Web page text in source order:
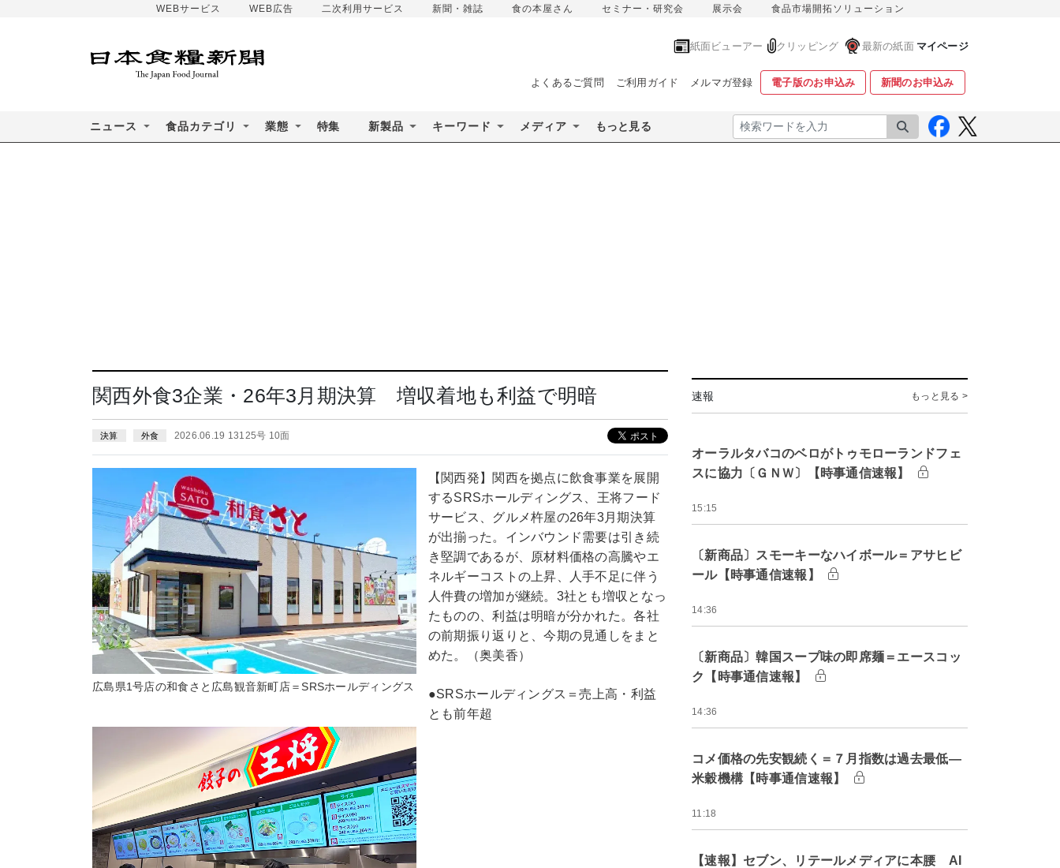
WEBサービス WEB広告 二次利用サービス 新聞・雑誌 食の本屋さん セミナー・研究会 展示会 食品市場開拓ソリューション
紙面ビューアー クリッピング 最新の紙面 マイページ
よくあるご質問 ご利用ガイド メルマガ登録 電子版のお申込み 新聞のお申込み
ニュース 食品カテゴリ 業態 特集 新製品 キーワード メディア もっと見る 検索
関西外食3企業・26年3月期決算 増収着地も利益で明暗
決算 外食 2026.06.19 13125号 10面
広島県1号店の和食さと広島観音新町店＝SRSホールディングス
【関西発】関西を拠点に飲食事業を展開
するSRSホールディングス、王将フード
サービス、グルメ杵屋の26年3月期決算
が出揃った。インバウンド需要は引き続
き堅調であるが、原材料価格の高騰やエ
ネルギーコストの上昇、人手不足に伴う
人件費の増加が継続。3社とも増収となっ
たものの、利益は明暗が分かれた。各社
の前期振り返りと、今期の見通しをまと
めた。（奥美香）
●SRSホールディングス＝売上高・利益
とも前年超
速報 もっと見る >
オーラルタバコのベロがトゥモローランドフェ
スに協力〔ＧＮＷ〕【時事通信速報】
15:15
〔新商品〕スモーキーなハイボール＝アサヒビ
ール【時事通信速報】
14:36
〔新商品〕韓国スープ味の即席麺＝エースコッ
ク【時事通信速報】
14:36
コメ価格の先安観続く＝７月指数は過去最低―
米穀機構【時事通信速報】
11:18
【速報】セブン、リテールメディアに本腰 AI